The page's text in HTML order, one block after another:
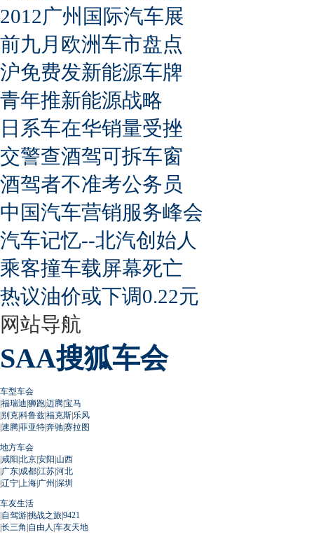
2012广州国际汽车展
前九月欧洲车市盘点
沪免费发新能源车牌
青年推新能源战略
日系车在华销量受挫
交警查酒驾可拆车窗
酒驾者不准考公务员
中国汽车营销服务峰会
汽车记忆--北汽创始人
乘客撞车载屏幕死亡
热议油价或下调0.22元
网站导航
SAA搜狐车会
车型车会
|福瑞迪|狮跑|迈腾|宝马
|别克|科鲁兹|福克斯|乐风
|速腾|菲亚特|奔驰|赛拉图
地方车会
|咸阳|北京|安阳|山西
|广东|成都|江苏|河北
|辽宁| 上海|广州 |深圳
车友生活
|自驾游|挑战之旅|9421
|长三角 |自由人 |车友天地